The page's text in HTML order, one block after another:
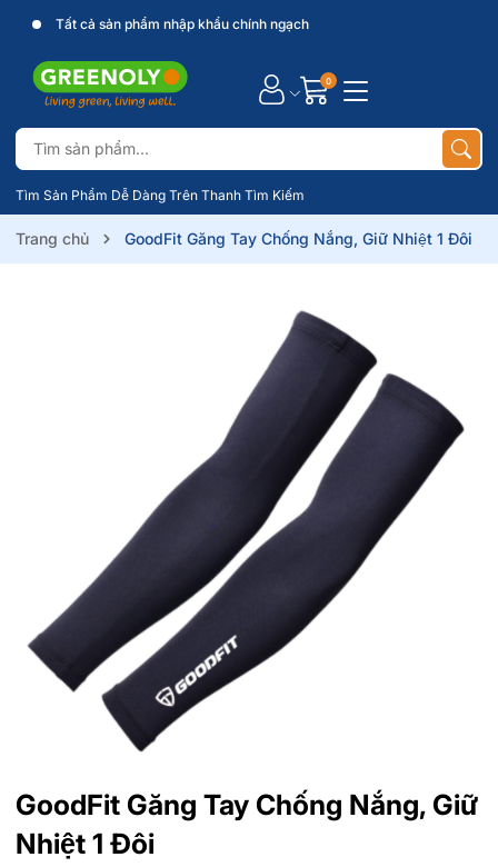
Tất cả sản phẩm nhập khẩu chính ngạch
Tìm Sản Phẩm Dễ Dàng Trên Thanh Tìm Kiếm
0
Trang chủ GoodFit Găng Tay Chống Nắng, Giữ Nhiệt 1 Đôi
GoodFit Găng Tay Chống Nắng, Giữ
Nhiệt 1 Đôi